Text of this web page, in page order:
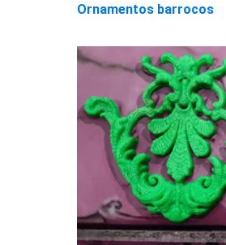
Ornamentos barrocos